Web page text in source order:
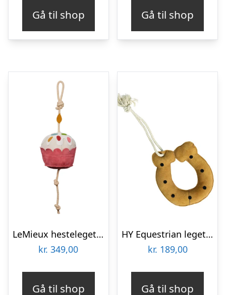
Gå til shop Gå til shop
LeMieux hestelegetøj – Cupcake
kr. 349,00
Gå til shop
HY Equestrian legetøj til hest
kr. 189,00
Gå til shop